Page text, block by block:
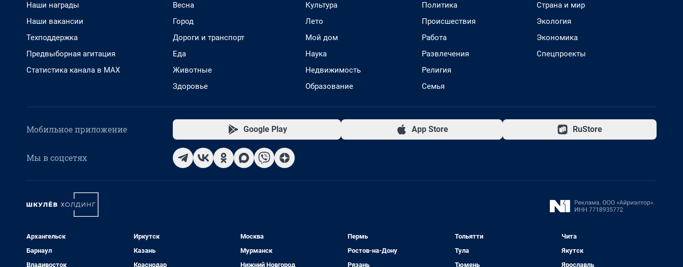
Наши награды
Наши вакансии
Техподдержка
Предвыборная агитация
Статистика канала в MAX
Весна
Город
Дороги и транспорт
Еда
Животные
Здоровье
Культура
Лето
Мой дом
Наука
Недвижимость
Образование
Политика
Происшествия
Работа
Развлечения
Религия
Семья
Страна и мир
Экология
Экономика
Спецпроекты
Мобильное приложение Google Play App Store RuStore
Мы в соцсетях
Архангельск
Барнаул
Владивосток
Иркутск
Казань
Краснодар
Москва
Мурманск
Нижний Новгород
Пермь
Ростов-на-Дону
Рязань
Тольятти
Тула
Тюмень
Чита
Якутск
Ярославль